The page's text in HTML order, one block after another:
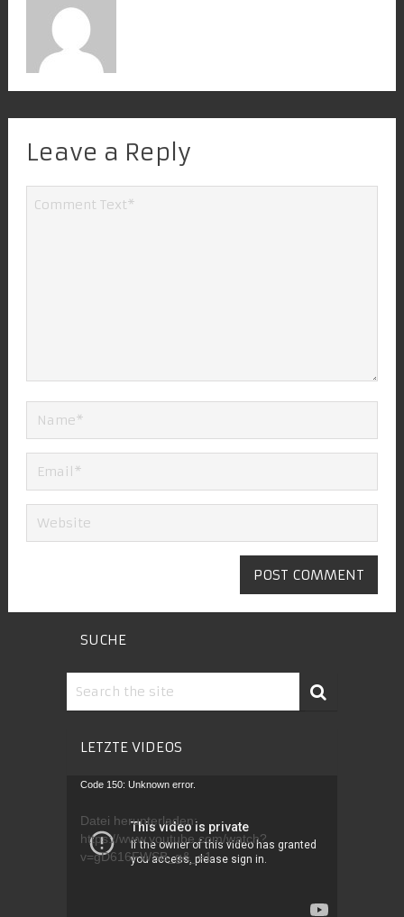
Leave a Reply
SUCHE
LETZTE VIDEOS
Video-
Code 150: Unknown error.
Datei herunterladen:
https://www.youtube.com/watch?
v=gD616FWSB_g&_=1